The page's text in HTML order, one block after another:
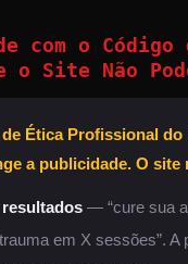
com o
o Site Não
Ética Profissional do
a publicidade. O site
resultados— “cure sua
em X sessões”. A